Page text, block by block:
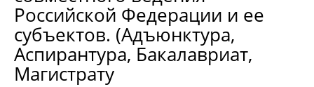
Российской Федерации и ее
субъектов. (Адъюнктура,
Аспирантура, Бакалавриат,
Магистрату